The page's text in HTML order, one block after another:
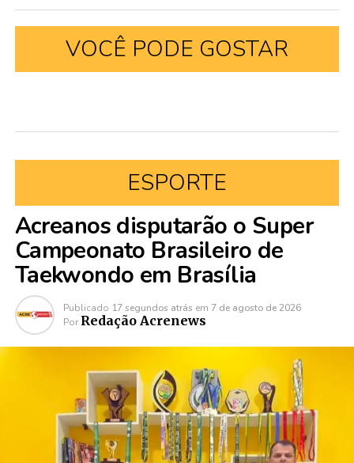
VOCÊ PODE GOSTAR
ESPORTE
Acreanos disputarão o Super
Campeonato Brasileiro de
Taekwondo em Brasília
Publicado 17 segundos atrás em 7 de agosto de 2026
Por Redação Acrenews